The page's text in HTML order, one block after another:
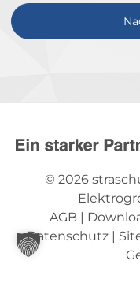
© 2026
AGB |
Datenschutz|